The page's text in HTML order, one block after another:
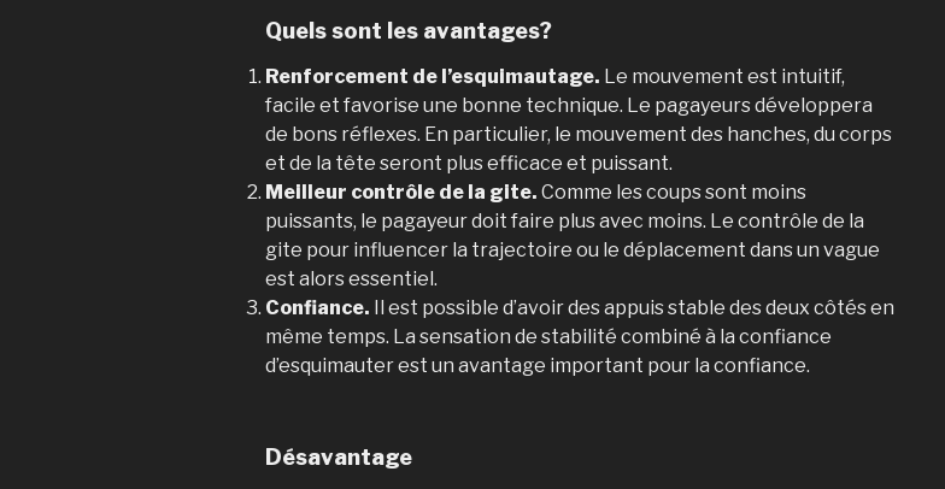
Quels sont les avantages?
Renforcement de l’esquimautage. Le mouvement est intuitif,
facile et favorise une bonne technique. Le pagayeurs développera
de bons réflexes. En particulier, le mouvement des hanches, du corps
et de la tête seront plus efficace et puissant.
Meilleur contrôle de la gite. Comme les coups sont moins
puissants, le pagayeur doit faire plus avec moins. Le contrôle de la
gite pour influencer la trajectoire ou le déplacement dans un vague
est alors essentiel.
Confiance. Il est possible d’avoir des appuis stable des deux côtés en
même temps. La sensation de stabilité combiné à la confiance
d’esquimauter est un avantage important pour la confiance.
Désavantage